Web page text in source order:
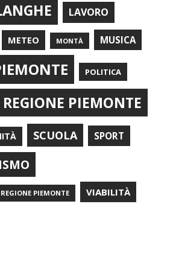
LAVORO
METEO MONTÀ MUSICA
POLITICA
REGIONE PIEMONTE
SCUOLA SPORT
PIEMONTE VIABILITÀ